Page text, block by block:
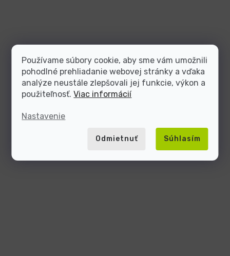
Používame súbory cookie, aby sme vám umožnili
pohodlné prehliadanie webovej stránky a vďaka
analýze neustále zlepšovali jej funkcie, výkon a
použiteľnosť.Viac informácií
Nastavenie
Odmietnuť Súhlasím